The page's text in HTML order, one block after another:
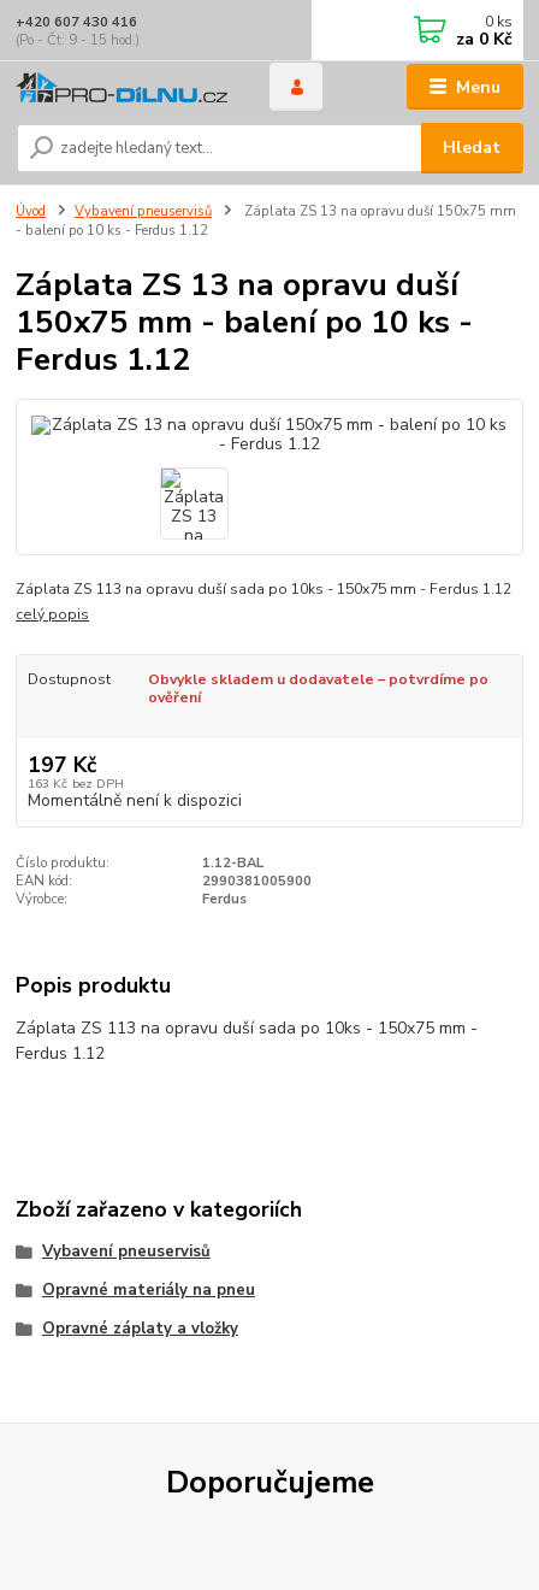
Menu
Hledat
+420 607 430 416
(Po - Čt: 9 - 15 hod.)
0 ks
za 0 Kč
Úvod Vybavení pneuservisů
Záplata ZS 13 na opravu duší 150x75 mm
- balení po 10 ks - Ferdus 1.12
Záplata ZS 13 na opravu duší
150x75 mm - balení po 10 ks -
Ferdus 1.12
Záplata ZS 113 na opravu duší sada po 10ks - 150x75 mm - Ferdus 1.12
celý popis
Dostupnost
Obvykle skladem u dodavatele – potvrdíme po
ověření
197 Kč
163 Kč bez DPH
Momentálně není k dispozici
Číslo produktu:
1.12-BAL
EAN kód:
2990381005900
Výrobce:
Ferdus
Popis produktu
Záplata ZS 113 na opravu duší sada po 10ks - 150x75 mm -
Ferdus 1.12
Zboží zařazeno v kategoriích
Vybavení pneuservisů
Opravné materiály na pneu
Opravné záplaty a vložky
Doporučujeme